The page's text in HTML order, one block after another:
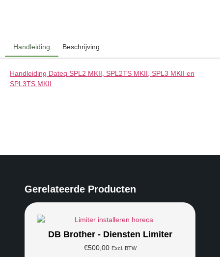
Handleiding Beschrijving
Handleiding Dateq SPL2 MKII, SPL2TS MKII, SPL3 MKII en
SPL3TS MKII
Gerelateerde Producten
DB Brother - Diensten Limiter
€500,00 Excl. BTW